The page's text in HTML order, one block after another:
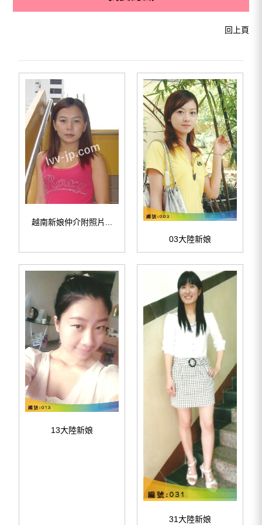
回上頁
越南新娘仲介附照片...
03大陸新娘
13大陸新娘
31大陸新娘